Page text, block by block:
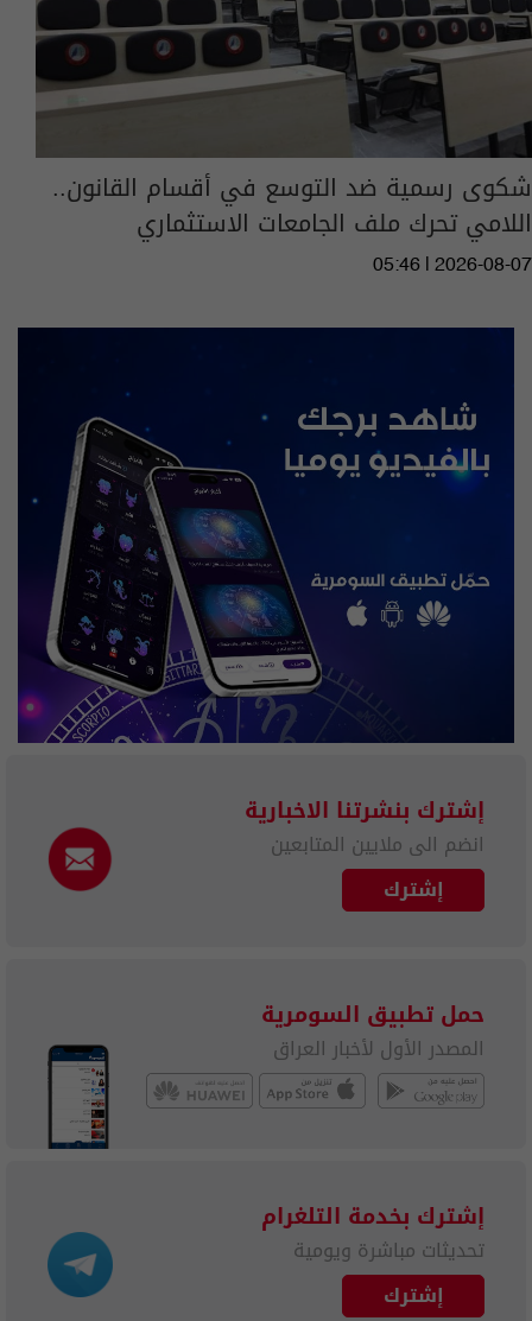
شكوى رسمية ضد التوسع في أقسام القانون..
اللامي تحرك ملف الجامعات الاستثماري
05:46 | 2026-08-07
إشترك بنشرتنا الاخبارية
انضم الى ملايين المتابعين
إشترك
حمل تطبيق السومرية
المصدر الأول لأخبار العراق
إشترك بخدمة التلغرام
تحديثات مباشرة ويومية
إشترك